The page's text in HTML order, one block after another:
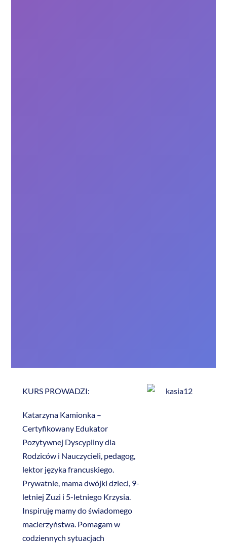
KURS PROWADZI:
Katarzyna Kamionka –
Certyfikowany Edukator
Pozytywnej Dyscypliny dla
Rodziców i Nauczycieli, pedagog,
lektor języka francuskiego.
Prywatnie, mama dwójki dzieci, 9-
letniej Zuzi i 5-letniego Krzysia.
Inspiruję mamy do świadomego
macierzyństwa. Pomagam w
codziennych sytuacjach